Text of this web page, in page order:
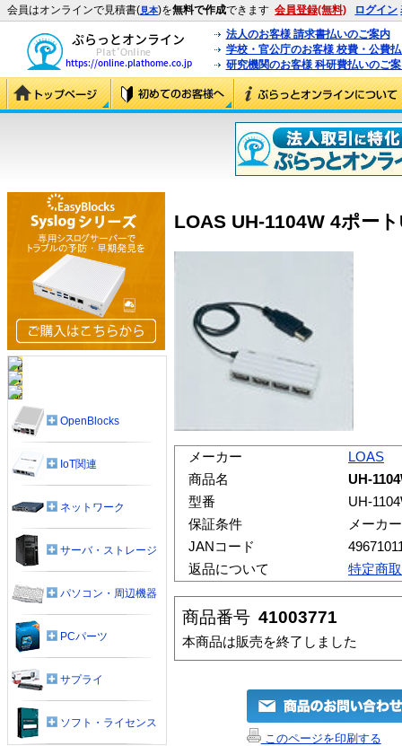
会員はオンラインで見積書(見本)を無料で作成できます 会員登録(無料) ログイン
法人のお客様 請求書払いのご案内
学校・官公庁のお客様 校費・公費
研究機関のお客様 科研費払いのご
LOAS UH-1104W 4ポー
メーカー
LOAS
商品名
UH-
型番
UH-
保証条件
メーカ
JANコード
返品について
特定商
商品番号 41003771
本商品は販売を終了しました
このページを印刷する
OpenBlocks
IoT関連
ネットワーク
サーバ・ストレージ
パソコン・周辺機器
PCパーツ
サプライ
ソフト・ライセンス